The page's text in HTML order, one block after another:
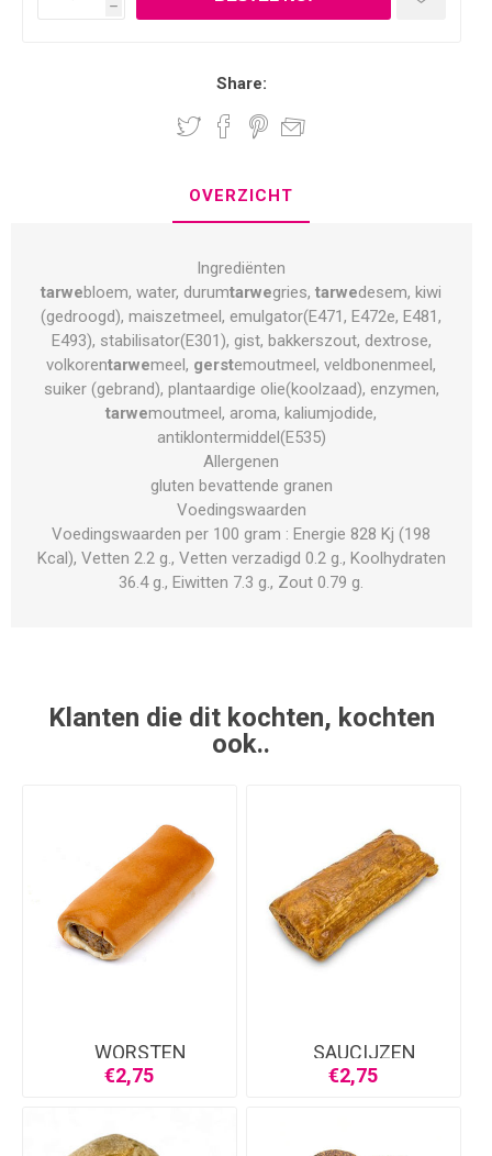
h
Share:
OVERZICHT
Ingrediënten
tarwebloem, water, durumtarwegries,tarwedesem, kiwi
(gedroogd), maiszetmeel, emulgator(E471, E472e, E481,
E493), stabilisator(E301), gist, bakkerszout, dextrose,
volkorentarwemeel, gerstemoutmeel, veldbonenmeel,
suiker (gebrand), plantaardige olie(koolzaad), enzymen,
tarwemoutmeel, aroma, kaliumjodide,
antiklontermiddel(E535)
Allergenen
gluten bevattende granen
Voedingswaarden
Voedingswaarden per 100 gram : Energie 828 Kj (198
Kcal), Vetten 2.2 g., Vetten verzadigd 0.2 g., Koolhydraten
36.4 g., Eiwitten 7.3 g., Zout 0.79 g.
Klanten die dit kochten, kochten
ook..
WORSTEN
BROODJE
€2,75
SAUCIJZEN
BROODJE
€2,75